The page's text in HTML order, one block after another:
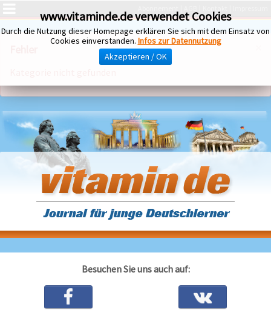
Besuchen Sie uns auch auf:
www.vitaminde.de verwendet Cookies
Durch die Nutzung dieser Homepage erklären Sie sich mit dem Einsatz von
Cookies einverstanden. Infos zur Datennutzung
Akzeptieren / OK